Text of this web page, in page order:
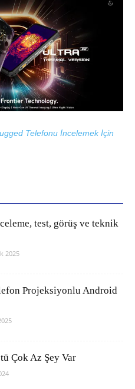
Telefonu İncelemek İçin
test, görüş ve teknik
2025
Projeksiyonlu Android
Çok Az Şey Var